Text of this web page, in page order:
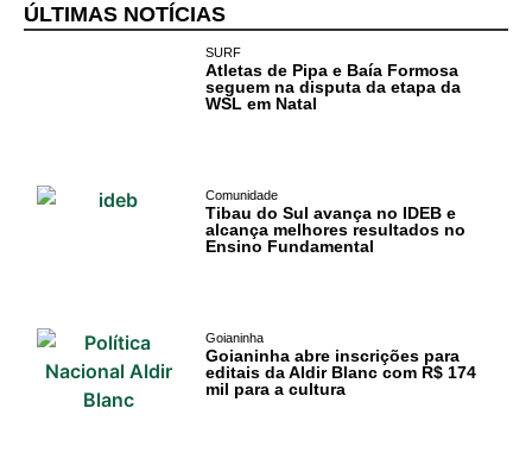
Cotidiano
ÚLTIMAS NOTÍCIAS
SURF
Atletas de Pipa e Baía Formosa
seguem na disputa da etapa da
WSL em Natal
Comunidade
Tibau do Sul avança no IDEB e
alcança melhores resultados no
Ensino Fundamental
Goianinha
Goianinha abre inscrições para
editais da Aldir Blanc com R$ 174
mil para a cultura